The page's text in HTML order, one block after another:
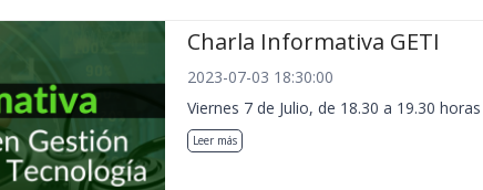
Charla Informativa GETI
2023-07-03 18:30:00
Viernes 7 de Julio, de 18.30 a 19.30 horas
Leer más